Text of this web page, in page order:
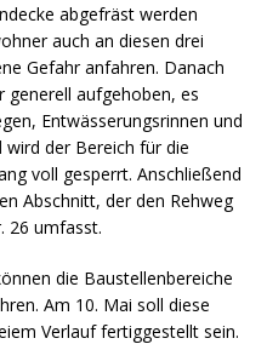
abgefräst werden
auch an diesen drei
Gefahr anfahren. Danach
generell aufgehoben, es
Entwässerungsrinnen und
wird der Bereich für die
voll gesperrt. Anschließend
Abschnitt, der den Rehweg
26 umfasst.
die Baustellenbereiche
Am 10. Mai soll diese
Verlauf fertiggestellt sein.